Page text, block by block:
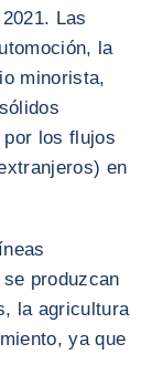
Las
la
minorista,
los flujos
en
produzcan
la agricultura
ya que